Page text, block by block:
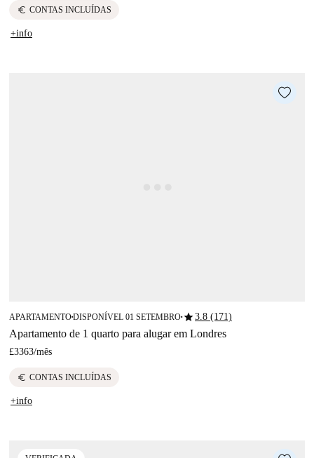
euro CONTAS INCLUÍDAS
+info
APARTAMENTO■DISPONÍVEL 01 SETEMBRO■star3.8 (171)
Apartamento de 1 quarto para alugar em Londres
£3363/mês
euro CONTAS INCLUÍDAS
+info